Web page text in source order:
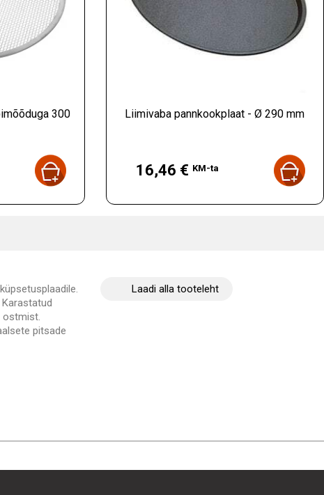
300
Liimivaba pannkookplaat - Ø 290 mm
16,46 € KM-ta
ostmist.
pitsade
Laadi alla tooteleht